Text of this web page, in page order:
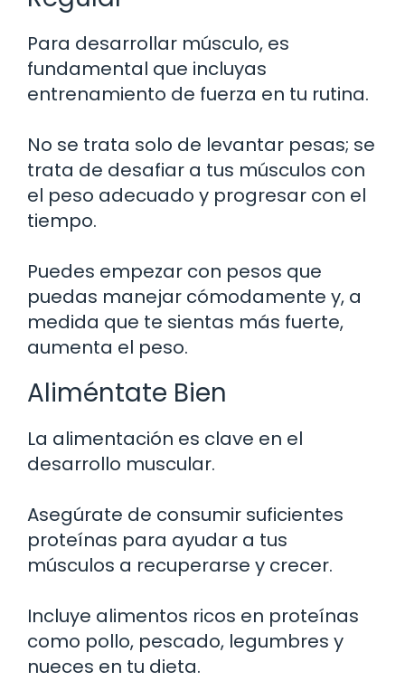
Para desarrollar músculo, es
fundamental que incluyas
entrenamiento de fuerza en tu rutina.
No se trata solo de levantar pesas; se
trata de desafiar a tus músculos con
el peso adecuado y progresar con el
tiempo.
Puedes empezar con pesos que
puedas manejar cómodamente y, a
medida que te sientas más fuerte,
aumenta el peso.
Aliméntate Bien
La alimentación es clave en el
desarrollo muscular.
Asegúrate de consumir suficientes
proteínas para ayudar a tus
músculos a recuperarse y crecer.
Incluye alimentos ricos en proteínas
como pollo, pescado, legumbres y
nueces en tu dieta.